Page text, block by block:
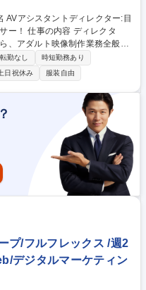
ィレクタ
、アダルト映像制作業務全般を
て今後のキャリア（ディレクタ
、先輩ディレクターを補助し、
業務を担当。 ■プロデューサー
ティング・パッケージ撮影ディ
ーション活動など、先輩プロデ
法考案までをトータルでプロデ
ー！
転勤なし
時短勤務あり
日祝休み 服装自由
プ/フルフレックス /週2
デジタルマーケティン